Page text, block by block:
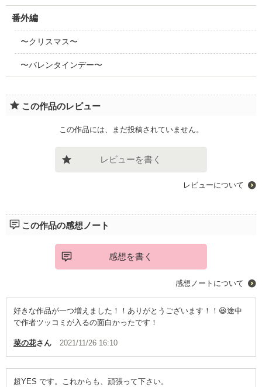
番外編
〜クリスマス〜
〜バレンタインデー〜
この作品のレビュー
この作品には、まだ投稿されていません。
レビューを書く
レビューについて
この作品の感想ノート
感想を書く
感想ノートについて
好きな作品が一つ増えました！！ありがとうございます！！😆途中
で作者ツッコミが入るの面白かったです！
菜の花さん 2021/11/26 16:10
超YES です。これからも、頑張って下さい。